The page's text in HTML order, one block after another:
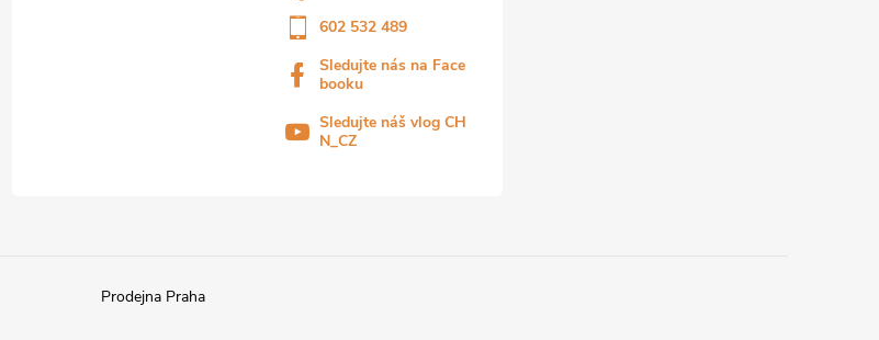
602 532 489
Sledujte nás na Face
booku
Sledujte náš vlog CH
N_CZ
Prodejna Praha